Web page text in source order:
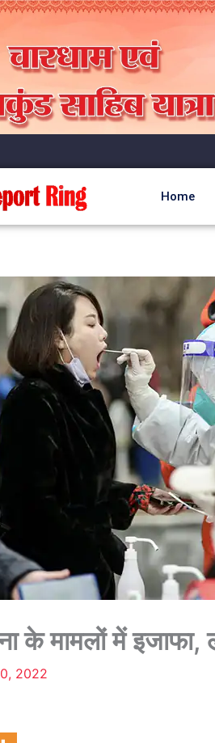
Home
के मामलों में
2022